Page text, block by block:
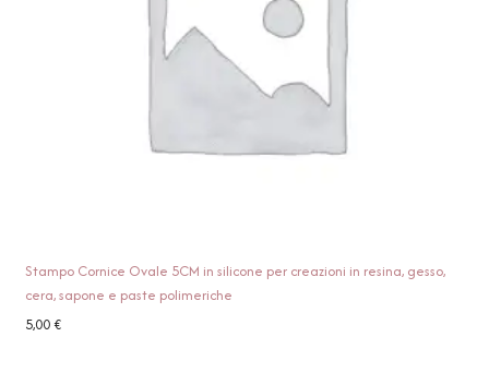
Stampo Cornice Ovale 5CM in silicone per creazioni in resina, gesso,
cera, sapone e paste polimeriche
5,00€